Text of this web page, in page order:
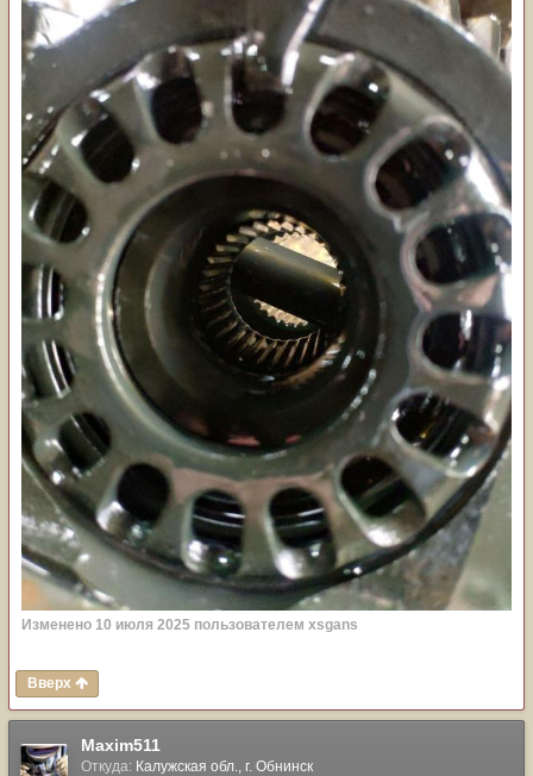
Изменено 10 июля 2025 пользователем xsgans
Вверх
Maxim511
Откуда: Калужская обл., г. Обнинск